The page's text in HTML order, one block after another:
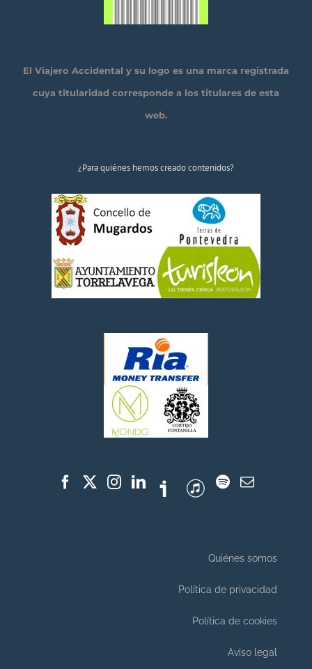
El Viajero Accidental y su logo es una marca registrada
cuya titularidad corresponde a los titulares de esta
web.
¿Para quiénes hemos creado contenidos?
Quiénes somos
Política de privacidad
Política de cookies
Aviso legal